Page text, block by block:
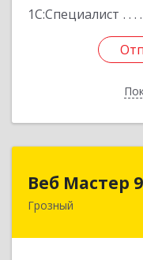
1С:Специалист
Веб Мастер
Грозный